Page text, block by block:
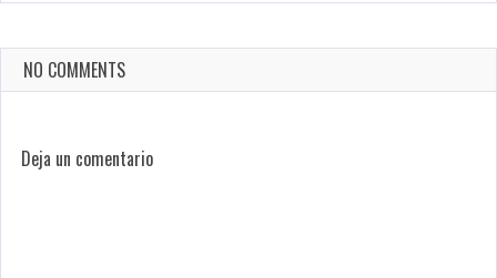
NO COMMENTS
Deja un comentario